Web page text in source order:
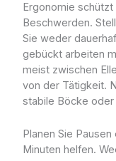
Ergonomie
Beschwerden.
Sie weder
gebückt arbeiten
meist zwischen
von der Tätigkeit.
stabile Böcke oder
Planen Sie
Minuten helfen.